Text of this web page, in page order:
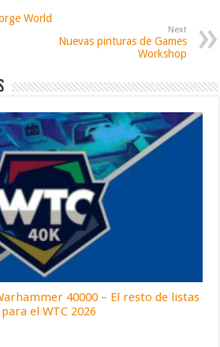
World
Next
Nuevas pinturas de Games
Workshop
40000 – El resto de listas
el WTC 2026